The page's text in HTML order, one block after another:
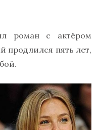
роман с актёром
продлился пять лет,